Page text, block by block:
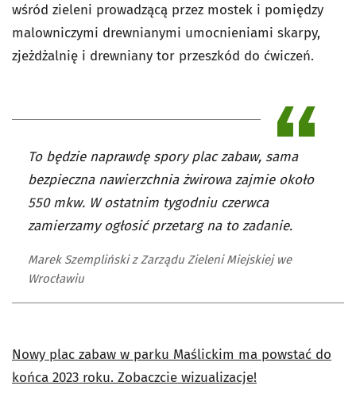
wśród zieleni prowadzącą przez mostek i pomiędzy
malowniczymi drewnianymi umocnieniami skarpy,
zjeżdżalnię i drewniany tor przeszkód do ćwiczeń.
To będzie naprawdę spory plac zabaw, sama
bezpieczna nawierzchnia żwirowa zajmie około
550 mkw. W ostatnim tygodniu czerwca
zamierzamy ogłosić przetarg na to zadanie.
Marek Szempliński z Zarządu Zieleni Miejskiej we
Wrocławiu
Nowy plac zabaw w parku Maślickim ma powstać do
końca 2023 roku. Zobaczcie wizualizacje!